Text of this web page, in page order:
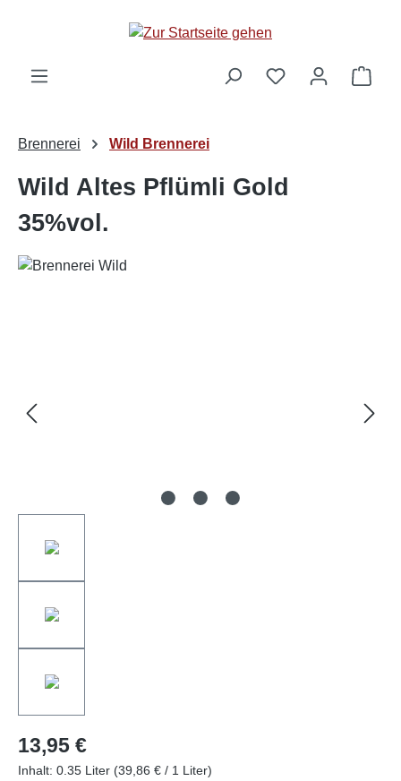
Brennerei Wild Brennerei
Wild Altes Pflümli Gold
35%vol.
13,95 €
Inhalt: 0.35 Liter (39,86 € / 1 Liter)